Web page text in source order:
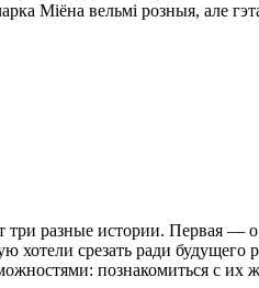
Міёна вельмі розныя, але
три разные истории.
срезать ради
познакомиться с